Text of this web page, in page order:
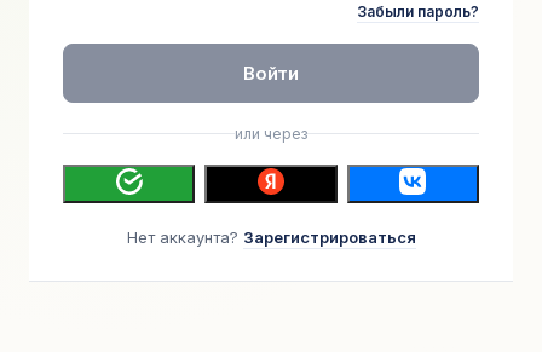
Забыли пароль?
Войти
или через
Нет аккаунта? Зарегистрироваться